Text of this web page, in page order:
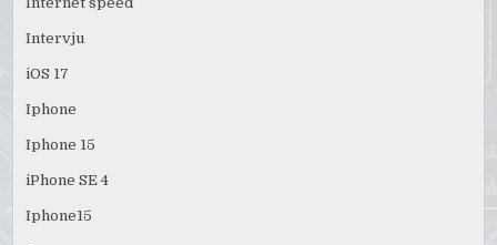
Intervju
iOS 17
Iphone
Iphone 15
iPhone SE 4
Iphone15